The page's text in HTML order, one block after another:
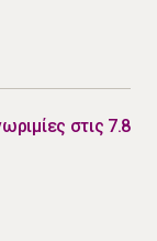
στις 7.8